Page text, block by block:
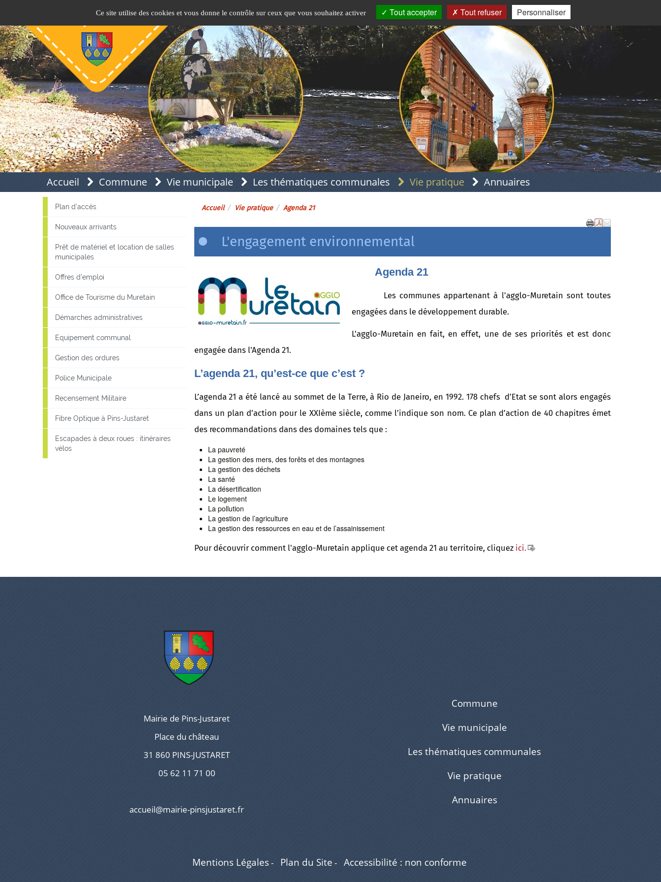
Accueil Commune Vie municipale Les thématiques communales Vie pratique Annuaires
Accueil Vie pratique Agenda 21
L'engagement environnemental
Agenda 21
Les communes appartenant à l'agglo-Muretain sont toutes
engagées dans le développement durable.
L'agglo-Muretain en fait, en effet, une de ses priorités et est donc
engagée dans l’Agenda 21.
L’agenda 21, qu’est-ce que c’est ?
L’agenda 21 a été lancé au sommet de la Terre, à Rio de Janeiro, en 1992. 178 chefs d’Etat se sont alors engagés
dans un plan d’action pour le XXIème siècle, comme l’indique son nom. Ce plan d’action de 40 chapitres émet
des recommandations dans des domaines tels que :
La pauvreté
La gestion des mers, des forêts et des montagnes
La gestion des déchets
La santé
La désertification
Le logement
La pollution
La gestion de l’agriculture
La gestion des ressources en eau et de l’assainissement
Pour découvrir comment l'agglo-Muretain applique cet agenda 21 au territoire, cliquez ici.
Plan d'accès
Nouveaux arrivants
Prêt de matériel et location de salles
municipales
Offres d'emploi
Office de Tourisme du Muretain
Démarches administratives
Equipement communal
Gestion des ordures
Police Municipale
Recensement Militaire
Fibre Optique à Pins-Justaret
Escapades à deux roues : itinéraires
vélos
Mairie de Pins-Justaret
Place du château
31 860 PINS-JUSTARET
05 62 11 71 00
accueil@mairie-pinsjustaret.fr
Commune
Vie municipale
Les thématiques communales
Vie pratique
Annuaires
Mentions Légales- Plan du Site - Accessibilité : non conforme
Ce site utilise des cookies et vous donne le contrôle sur ceux que vous souhaitez activer Tout accepter Tout refuser Personnaliser